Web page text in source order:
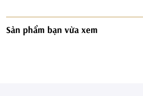
Sản phẩm bạn vừa xem